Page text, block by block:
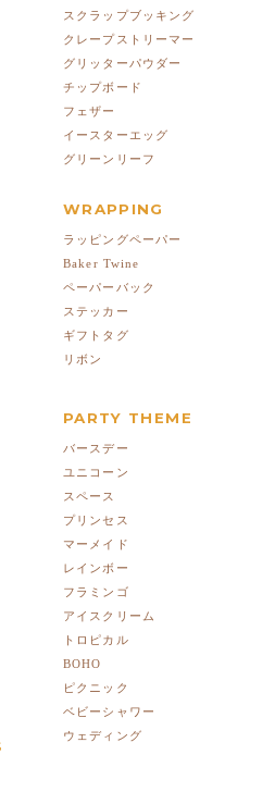
スクラップブッキング
クレープストリーマー
グリッターパウダー
チップボード
フェザー
イースターエッグ
グリーンリーフ
WRAPPING
ラッピングペーパー
Baker Twine
ペーパーバック
ステッカー
ギフトタグ
リボン
PARTY THEME
バースデー
ユニコーン
スペース
プリンセス
マーメイド
レインボー
フラミンゴ
アイスクリーム
トロピカル
BOHO
ピクニック
ベビーシャワー
ウェディング